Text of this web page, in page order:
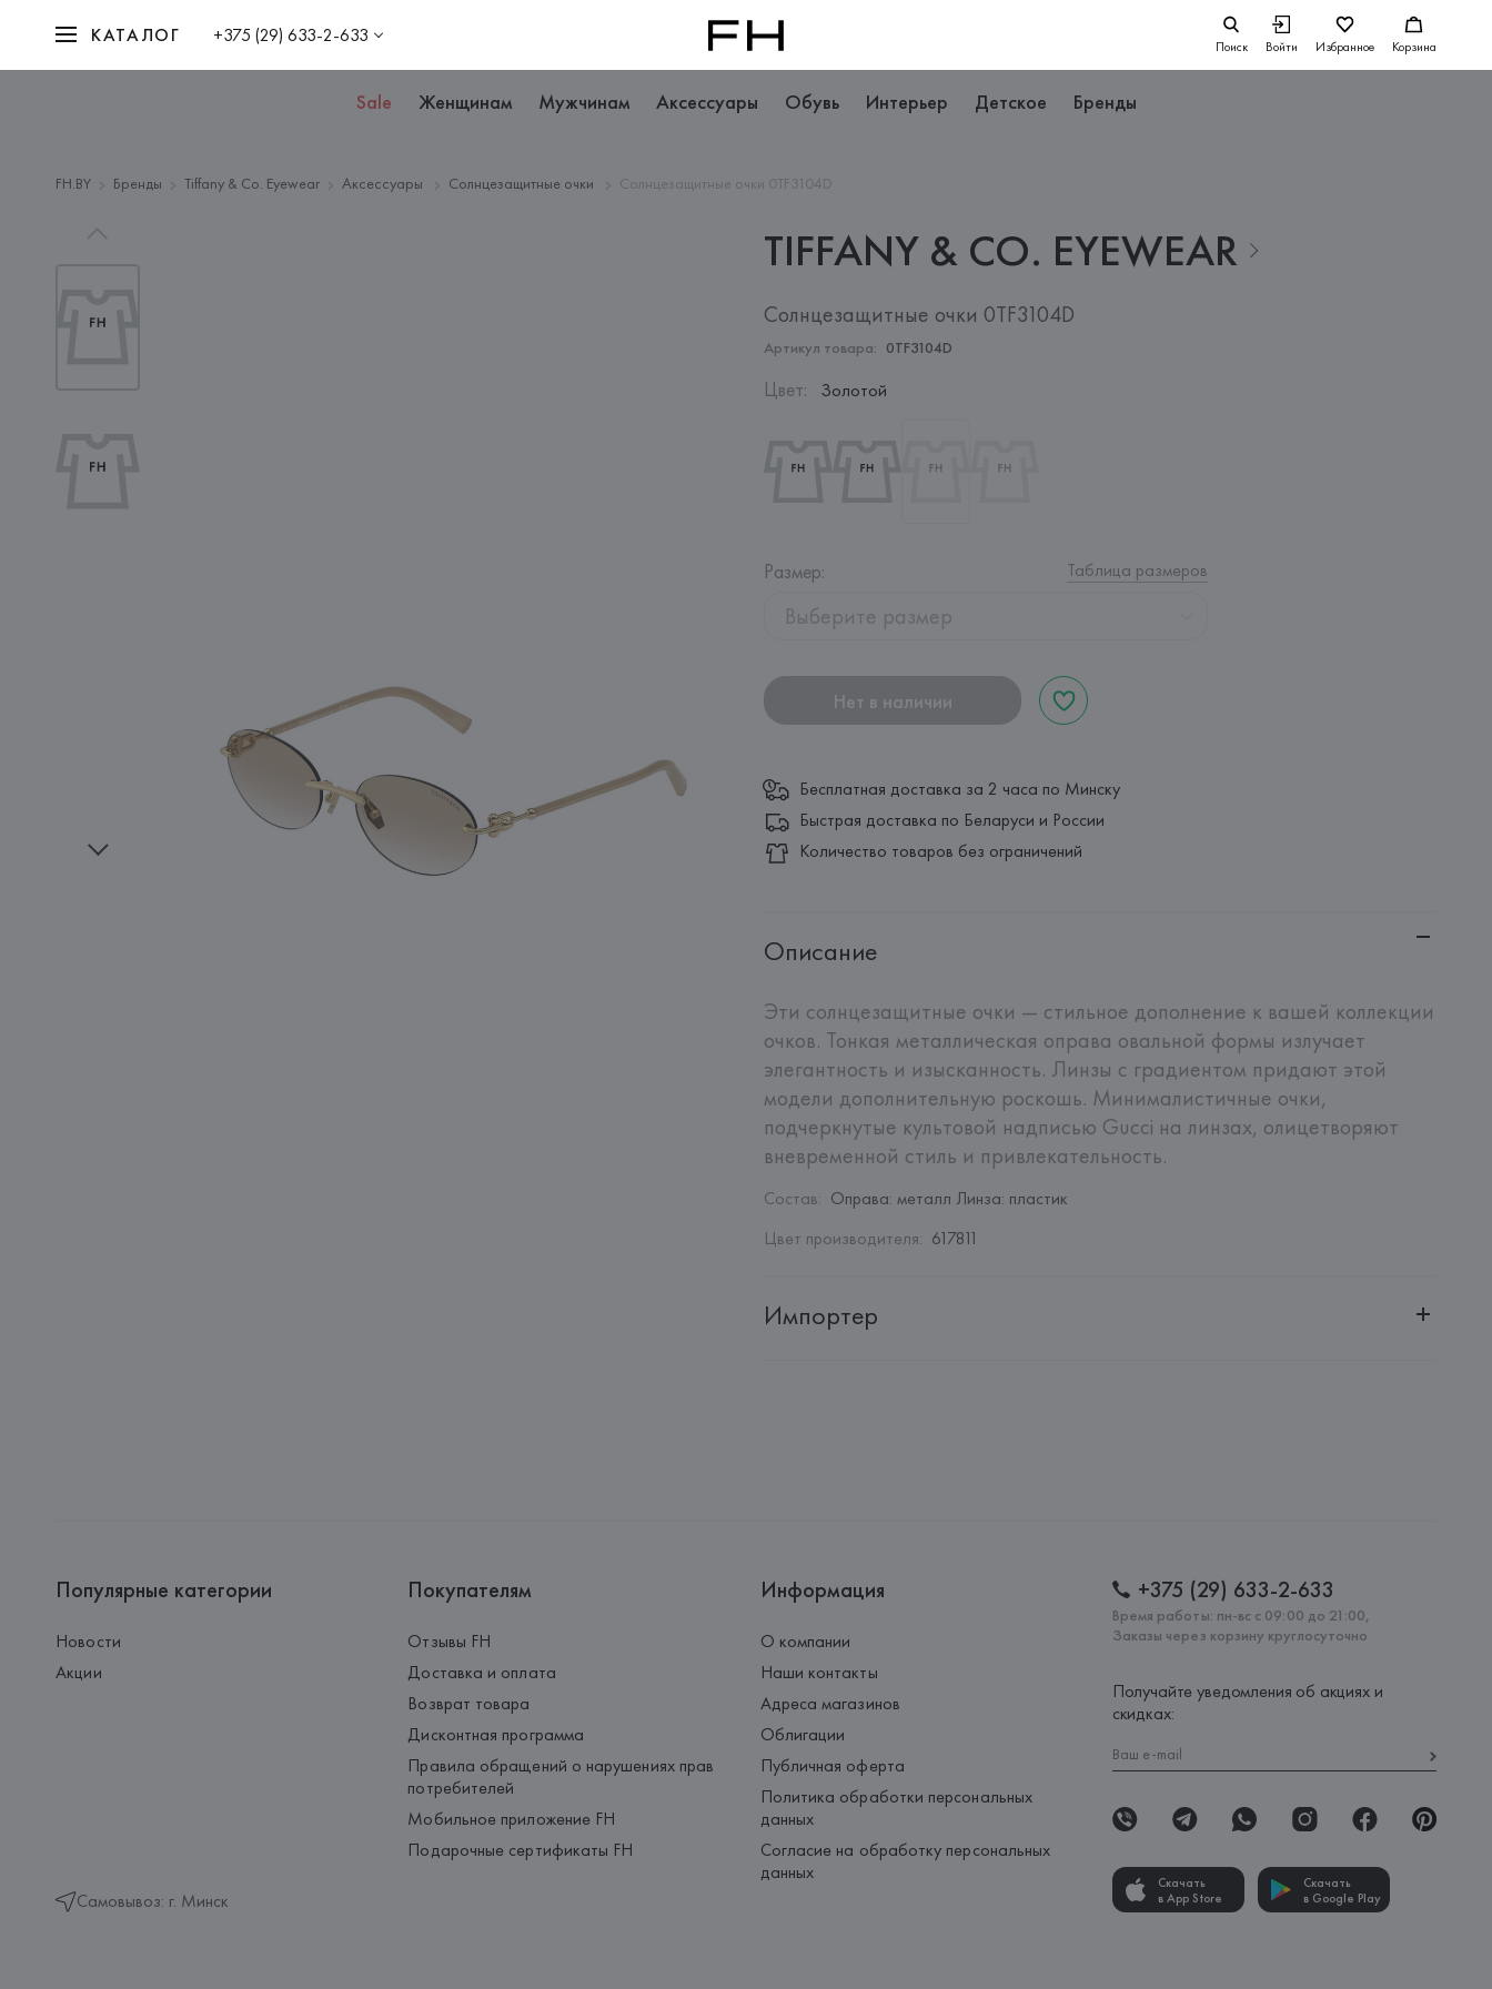
КАТАЛОГ +375 (29) 633-2-633 Поиск Войти Избранное Корзина
Sale Женщинам Мужчинам Аксессуары Обувь Интерьер Детское Бренды
FH.BY Бренды Tiffany & Co. Eyewear Аксессуары Солнцезащитные очки Солнцезащитные очки 0TF3104D
TIFFANY & CO. EYEWEAR
Солнцезащитные очки 0TF3104D
Артикул товара: 0TF3104D
Цвет: Золотой
Размер: Таблица размеров
Выберите размер
Нет в наличии
Бесплатная доставка за 2 часа по Минску
Быстрая доставка по Беларуси и России
Количество товаров без ограничений
Описание
Эти солнцезащитные очки — стильное дополнение к вашей коллекции
очков. Тонкая металлическая оправа овальной формы излучает
элегантность и изысканность. Линзы с градиентом придают этой
модели дополнительную роскошь. Минималистичные очки,
подчеркнутые культовой надписью Gucci на линзах, олицетворяют
вневременной стиль и привлекательность.
Состав: Оправа: металл Линза: пластик
Цвет производителя: 617811
Импортер
Популярные категории
Новости
Акции
Самовывоз: г. Минск
Покупателям
Отзывы FH
Доставка и оплата
Возврат товара
Дисконтная программа
Правила обращений о нарушениях прав
потребителей
Мобильное приложение FH
Подарочные сертификаты FH
Информация
О компании
Наши контакты
Адреса магазинов
Облигации
Публичная оферта
Политика обработки персональных
данных
Согласие на обработку персональных
данных
+375 (29) 633-2-633
Время работы: пн-вс с 09:00 до 21:00,
Заказы через корзину круглосуточно
Получайте уведомления об акциях и
скидках:
Скачать
в App Store
Скачать
в Google Play